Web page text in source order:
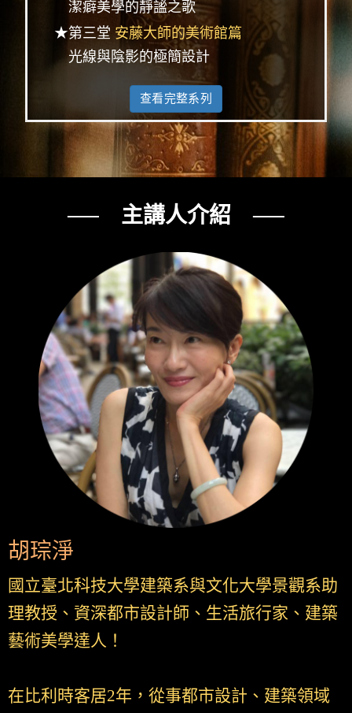
潔癖美學的靜謐之歌
★第三堂 安藤大師的美術館篇
光線與陰影的極簡設計
查看完整系列
── 主講人介紹 ──
胡琮淨
國立臺北科技大學建築系與文化大學景觀系助
理教授、資深都市設計師、生活旅行家、建築
藝術美學達人！
在比利時客居2年，從事都市設計、建築領域